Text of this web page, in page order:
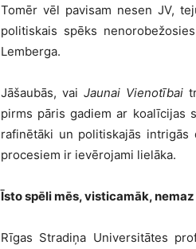
Tomēr vēl pavisam nesen JV,
politiskais spēks
Lemberga.
Jāšaubās, vai Jaunai Vienotībai
pirms pāris gadiem ar koalīcijas
rafinētāki un politiskajās
procesiem ir ievērojami lielāka.
Īsto spēli mēs, visticamāk,
Rīgas Stradiņa Universitātes